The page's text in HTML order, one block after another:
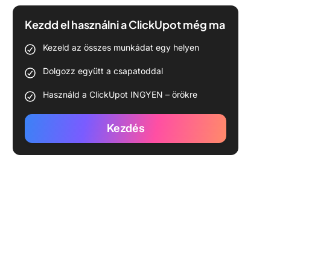
Kezdd el használni a ClickUpot még ma
Kezeld az összes munkádat egy helyen
Dolgozz együtt a csapatoddal
Használd a ClickUpot INGYEN – örökre
Kezdés